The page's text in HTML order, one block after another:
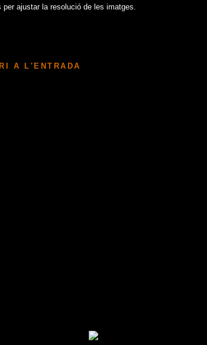
ajustar la resolució de les imatges.
A L'ENTRADA